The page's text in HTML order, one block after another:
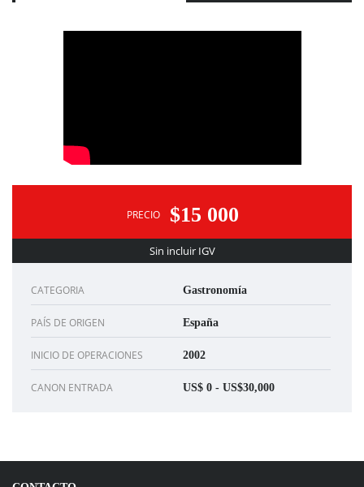
PRECIO $15 000
Sin incluir IGV
CATEGORIA Gastronomía
PAÍS DE ORIGEN España
INICIO DE OPERACIONES 2002
CANON ENTRADA US$ 0 - US$30,000